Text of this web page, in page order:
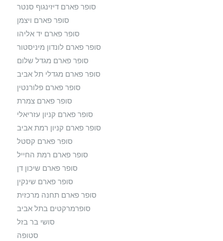
סופר פארם דיזינגוף סנטר
סופר פארם ויצמן
סופר פארם יד אליהו
סופר פארם לונדון מיניסטור
סופר פארם מגדל שלום
סופר פארם מגדלי תל אביב
סופר פארם פלורנטין
סופר פארם צמרת
סופר פארם קניון עזריאלי
סופר פארם קניון רמת אביב
סופר פארם קסטל
סופר פארם רמת החייל
סופר פארם שיכון דן
סופר פארם שינקין
סופר פארם תחנה מרכזית
סופרמרקטים בתל אביב
סושי בר בזל
סטופה